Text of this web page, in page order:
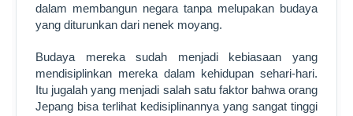
dalam membangun negara tanpa melupakan budaya
yang diturunkan dari nenek moyang.
Budaya mereka sudah menjadi kebiasaan yang
mendisiplinkan mereka dalam kehidupan sehari-hari.
Itu jugalah yang menjadi salah satu faktor bahwa orang
Jepang bisa terlihat kedisiplinannya yang sangat tinggi